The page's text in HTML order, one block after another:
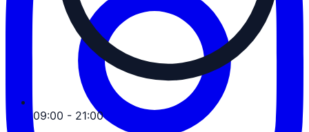
09:00 - 21:00